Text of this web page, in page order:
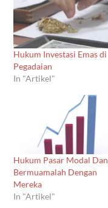
Hukum Investasi Emas di
Pegadaian
In "Artikel"
Hukum Pasar Modal Dan
Bermuamalah Dengan
Mereka
In "Artikel"